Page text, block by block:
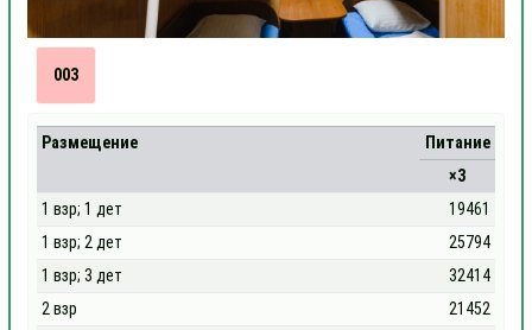
003
Размещение
Питание
×3
1 взр; 1 дет
19461
1 взр; 2 дет
25794
1 взр; 3 дет
32414
2 взр
21452